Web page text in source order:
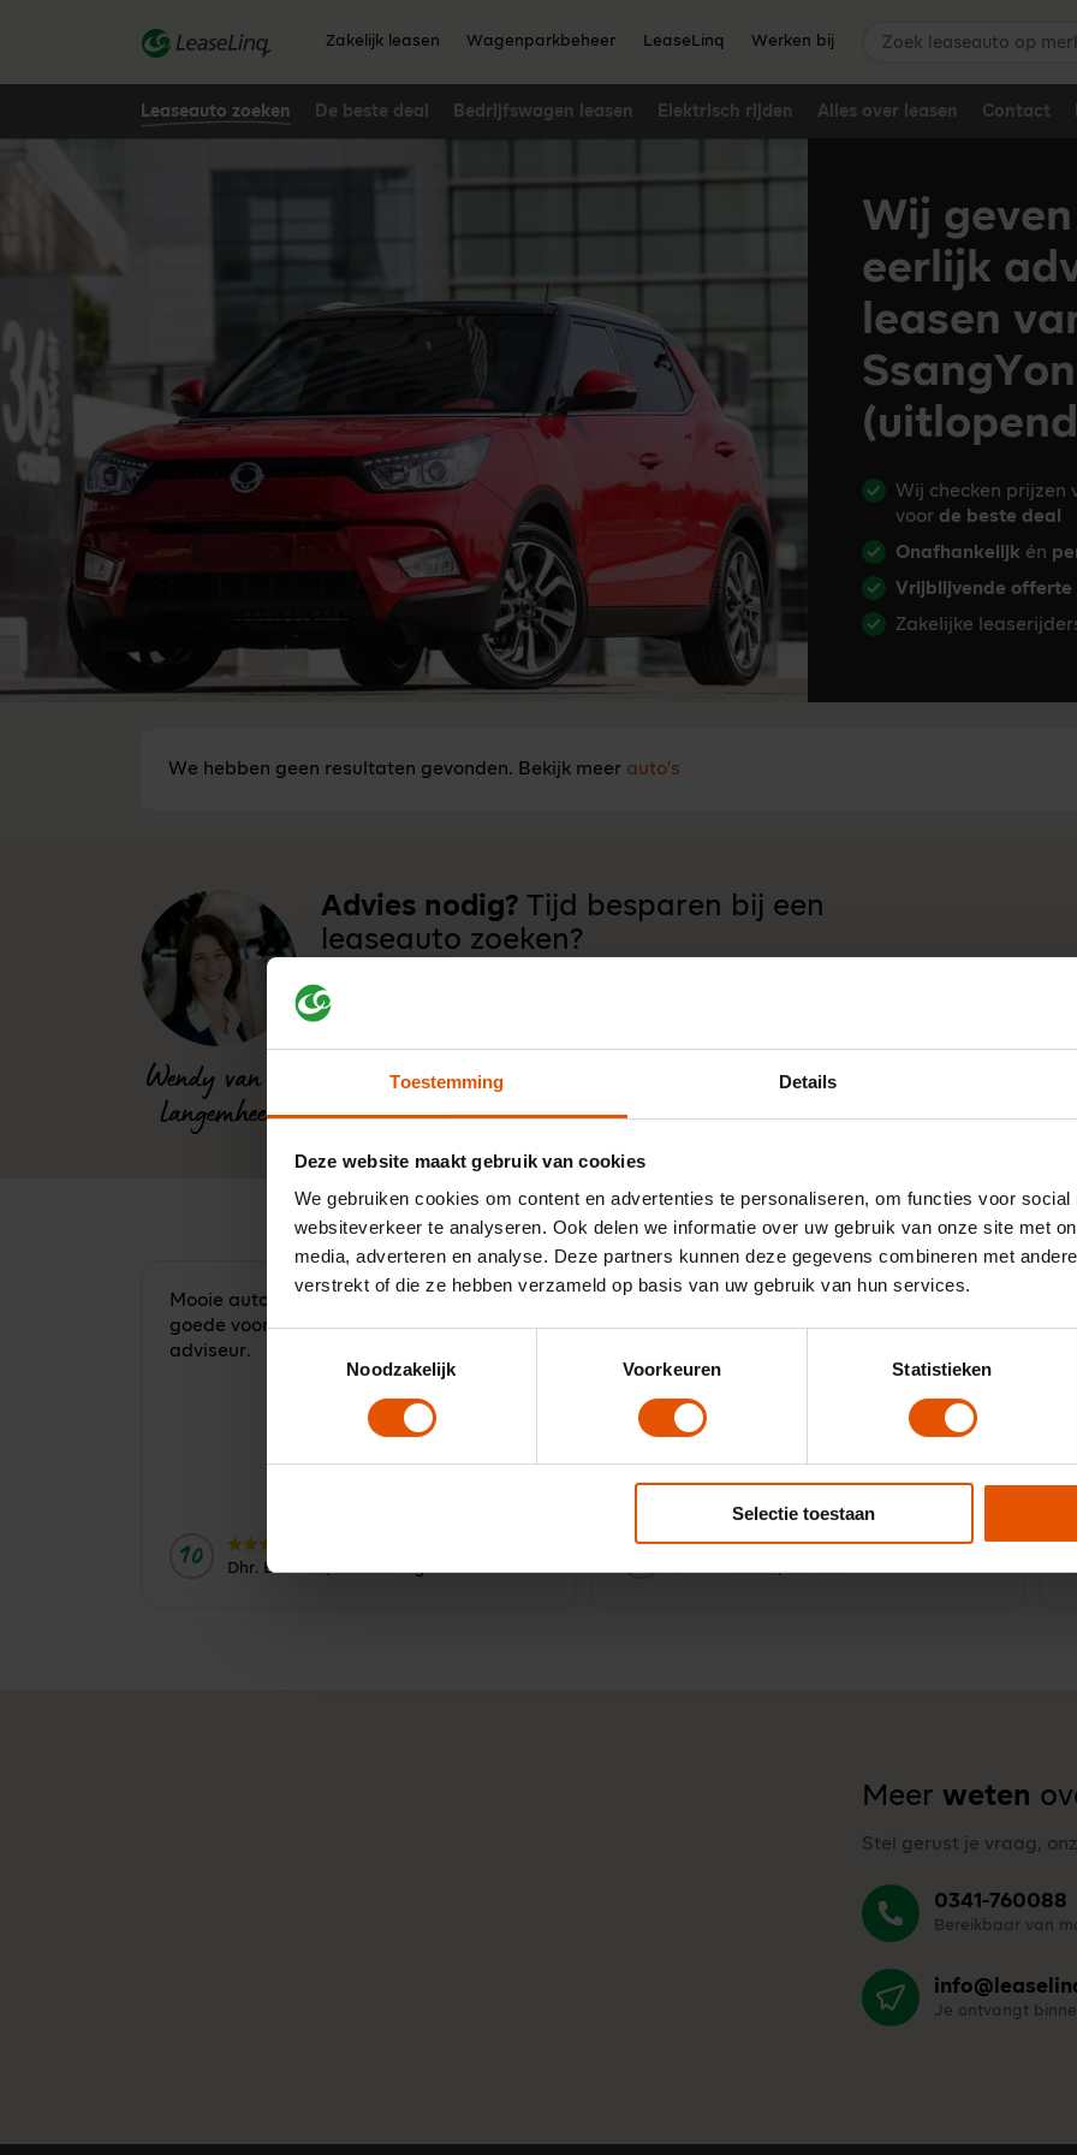
Toestemming Details
Deze website maakt gebruik van cookies
We gebruiken cookies om content en advertenties te personaliseren, om functies voor social
websiteverkeer te analyseren. Ook delen we informatie over uw gebruik van onze site met
media, adverteren en analyse. Deze partners kunnen deze gegevens combineren met
verstrekt of die ze hebben verzameld op basis van uw gebruik van hun services.
Noodzakelijk
Voorkeuren Statistieken
Selectie toestaan
Zakelijk leasen Wagenparkbeheer LeaseLinq Werken bij
Leaseauto zoeken De beste deal Bedrijfswagen leasen Elektrisch rijden Alles over leasen Contact
Zoek leaseauto op
Wij
eerlijk
leasen
Wij checken prijzen
voor de beste deal
Onafhankelijk én
Vrijblijvende offerte
Zakelijke
We hebben geen resultaten gevonden. Bekijk meer auto's
Wendy van de
Langemheen
Advies nodig? Tijd besparen bij een
leaseauto zoeken?
Stel je vraag aan één van onze onafhankelijke lease-experts. Ma t/m
vr bereikbaar van 8:30 - 17:00 u.
0341-760088 Neem contact op
Mooie auto voor een scherpe prijs, onder
goede voorwaarden. Deskundige
adviseur.
10 Door:
Dhr. Bosman, Middelburg
Ik heb goede ervaring met Leaselinq,
duidelijk verhaal. Denken mee met het
voorraad auto leasen. Konden zelf
aangeven waar een auto nog op voorraad
stond en Leaselinq heeft ook opties
Dhr. Wessels, Schiedam
Meer weten
Stel gerust je vraag,
0341-760088
Bereikbaar van
Je ontvangt